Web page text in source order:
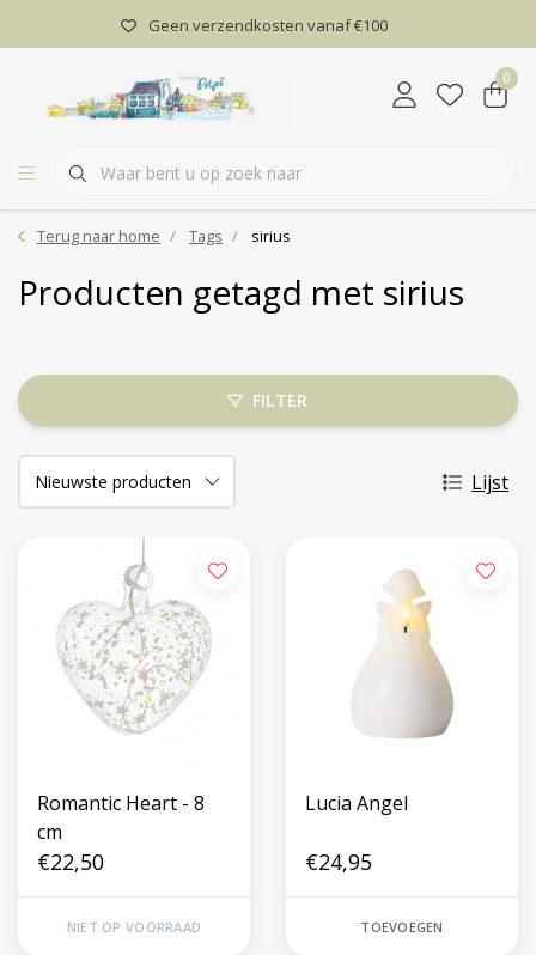
Geen verzendkosten vanaf €100
0
Terug naar home Tags sirius
Producten getagd met sirius
FILTER
Lijst
Romantic Heart - 8
cm
€22,50
NIET OP VOORRAAD
Lucia Angel
€24,95
TOEVOEGEN